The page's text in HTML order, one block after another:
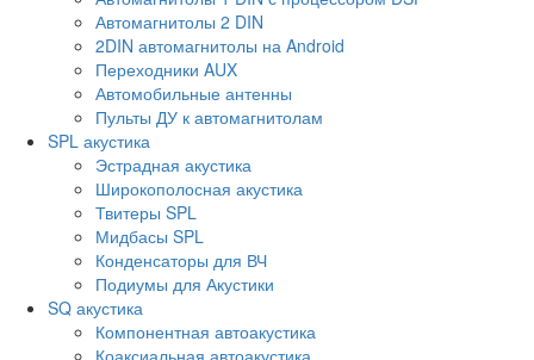
Автомагнитолы 2 DIN
2DIN автомагнитолы на Android
Переходники AUX
Автомобильные антенны
Пульты ДУ к автомагнитолам
SPL акустика
Эстрадная акустика
Широкополосная акустика
Твитеры SPL
Мидбасы SPL
Конденсаторы для ВЧ
Подиумы для Акустики
SQ акустика
Компонентная автоакустика
Коаксиальная автоакустика